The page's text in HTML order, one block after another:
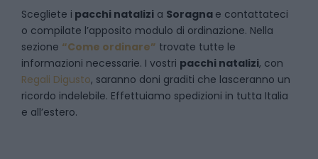
Scegliete i pacchi natalizi a Soragna e contattateci
o compilate l’apposito modulo di ordinazione. Nella
sezione “Come ordinare” trovate tutte le
informazioni necessarie. I vostri pacchi natalizi, con
Regali Digusto, saranno doni graditi che lasceranno un
ricordo indelebile. Effettuiamo spedizioni in tutta Italia
e all’estero.